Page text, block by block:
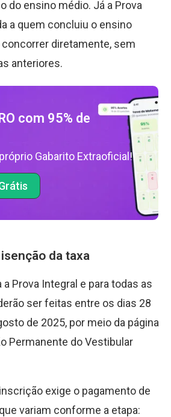
do ensino médio. Já a Prova
a quem concluiu o ensino
diretamente, sem
anteriores.
com 95% de
Gabarito Extraoficial!
da taxa
Prova Integral e para todas as
ser feitas entre os dias 28
de 2025, por meio da página
Permanente do Vestibular
exige o pagamento de
variam conforme a etapa: